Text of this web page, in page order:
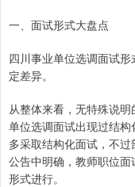
一、面试形式大盘点
四川事业单位选调面试
定差异。
从整体来看，无特殊说
单位选调面试出现过结
多采取结构化面试，不
公告中明确，教师职位
形式进行。